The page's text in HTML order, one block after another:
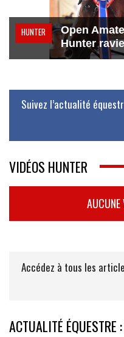
HUNTER
Open
Hunter
Suivez l’actualité
VIDÉOS HUNTER
AUCUNE
Accédez à tous les
ACTUALITÉ ÉQUESTRE